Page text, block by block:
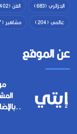
الجزائري (683) الفن (402)
عالمي (204) مشاهير (687)
عن الموقع